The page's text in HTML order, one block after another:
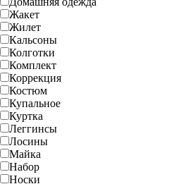
Жакет
Жилет
Кальсоны
Колготки
Комплект
Коррекция
Костюм
Купальное
Куртка
Леггинсы
Лосины
Майка
Набор
Носки